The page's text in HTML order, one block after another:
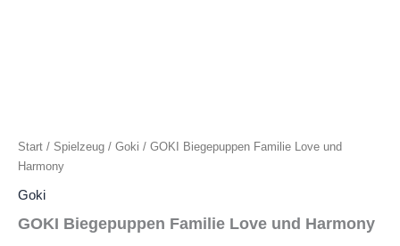
Start / Spielzeug / Goki / GOKI Biegepuppen Familie Love und
Harmony
Goki
GOKI Biegepuppen Familie Love und Harmony